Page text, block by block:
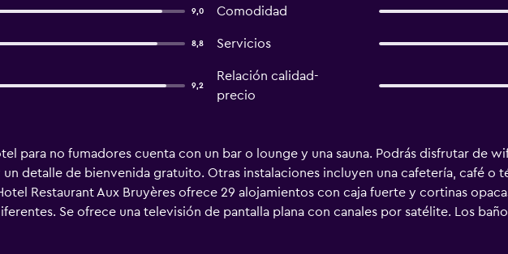
9,0 Comodidad
8,8 Servicios
9,2
Relación calidad-
precio
para no fumadores cuenta con un bar o lounge y una sauna. Podrás disfrutar de
detalle de bienvenida gratuito. Otras instalaciones incluyen una cafetería, café o
Restaurant Aux Bruyères ofrece 29 alojamientos con caja fuerte y cortinas
Se ofrece una televisión de pantalla plana con canales por satélite. Los